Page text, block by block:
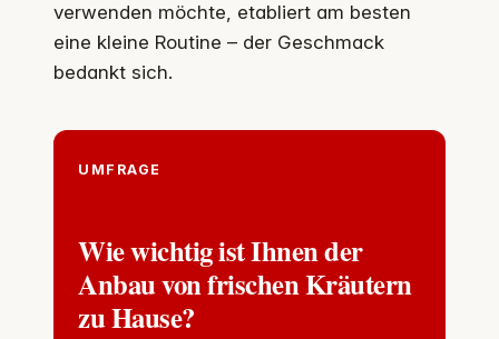
verwenden möchte, etabliert am besten
eine kleine Routine – der Geschmack
bedankt sich.
UMFRAGE
Wie wichtig ist Ihnen der
Anbau von frischen Kräutern
zu Hause?